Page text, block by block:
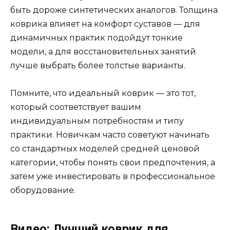
быть дороже синтетических аналогов. Толщина
коврика влияет на комфорт суставов — для
динамичных практик подойдут тонкие
модели, а для восстановительных занятий
лучше выбрать более толстые варианты.
Помните, что идеальный коврик — это тот,
который соответствует вашим
индивидуальным потребностям и типу
практики. Новичкам часто советуют начинать
со стандартных моделей средней ценовой
категории, чтобы понять свои предпочтения, а
затем уже инвестировать в профессиональное
оборудование.